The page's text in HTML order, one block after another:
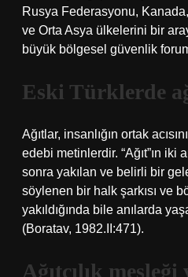
Rusya Federasyonu,
ve Orta Asya ülkelerini bir
büyük bölgesel güvenlik
Eski Türklerde
Ağıtlar, insanlığın ortak
edebi metinlerdir. “Ağıt”ın iki
sonra yakılan ve belirli bir
söylenen bir halk şarkısı ve
yakıldığında bile anılarda
(Boratav, 1982.II:471).
Ağıtçılık mesleği